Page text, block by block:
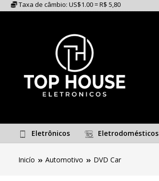
Taxa de câmbio: US$1.00 = R$ 5,80
Eletrônicos Eletrodomésticos
Inicío Automotivo DVD Car